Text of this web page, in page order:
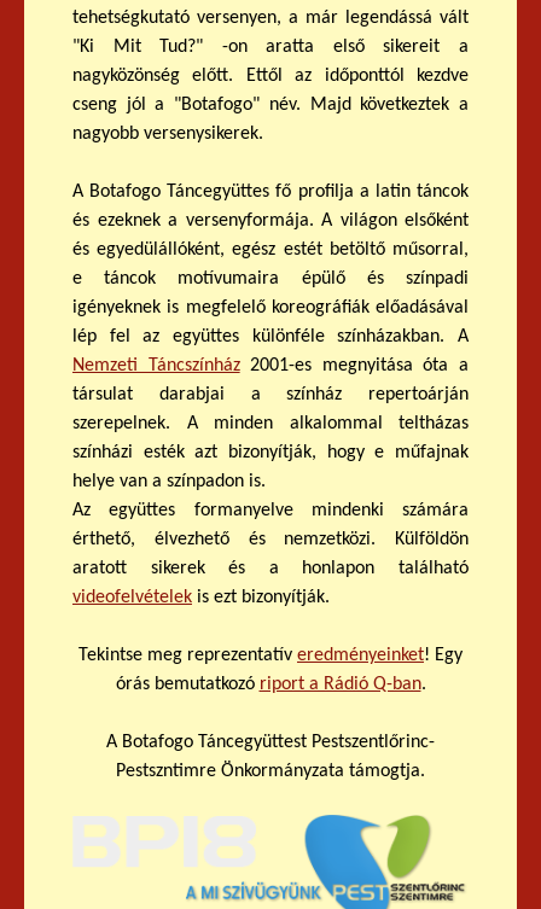
tehetségkutató versenyen, a már legendássá vált
"Ki Mit Tud?" -on aratta első sikereit a
nagyközönség előtt. Ettől az időponttól kezdve
cseng jól a "Botafogo" név. Majd következtek a
nagyobb versenysikerek.
A Botafogo Táncegyüttes fő profilja a latin táncok
és ezeknek a versenyformája. A világon elsőként
és egyedülállóként, egész estét betöltő műsorral,
e táncok motívumaira épülő és színpadi
igényeknek is megfelelő koreográfiák előadásával
lép fel az együttes különféle színházakban. A
Nemzeti Táncszínház2001-es megnyitása óta a
társulat darabjai a színház repertoárján
szerepelnek. A minden alkalommal teltházas
színházi esték azt bizonyítják, hogy e műfajnak
helye van a színpadon is.
Az együttes formanyelve mindenki számára
érthető, élvezhető és nemzetközi. Külföldön
aratott sikerek és a honlapon található
videofelvételek is ezt bizonyítják.
Tekintse meg reprezentatív eredményeinket! Egy
órás bemutatkozó riport a Rádió Q-ban.
A Botafogo Táncegyüttest Pestszentlőrinc-
Pestszntimre Önkormányzata támogtja.